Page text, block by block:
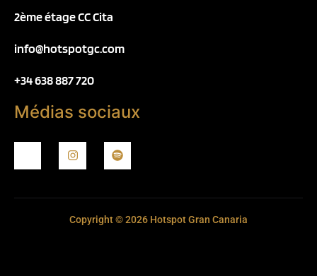
2ème étage CC Cita
info@hotspotgc.com
+34 638 887 720
Médias sociaux
Copyright © 2026 Hotspot Gran Canaria